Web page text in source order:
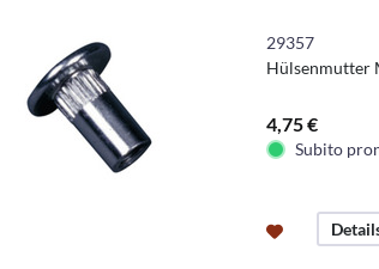
29357
Hülsenmutter
4,75 €
Subito